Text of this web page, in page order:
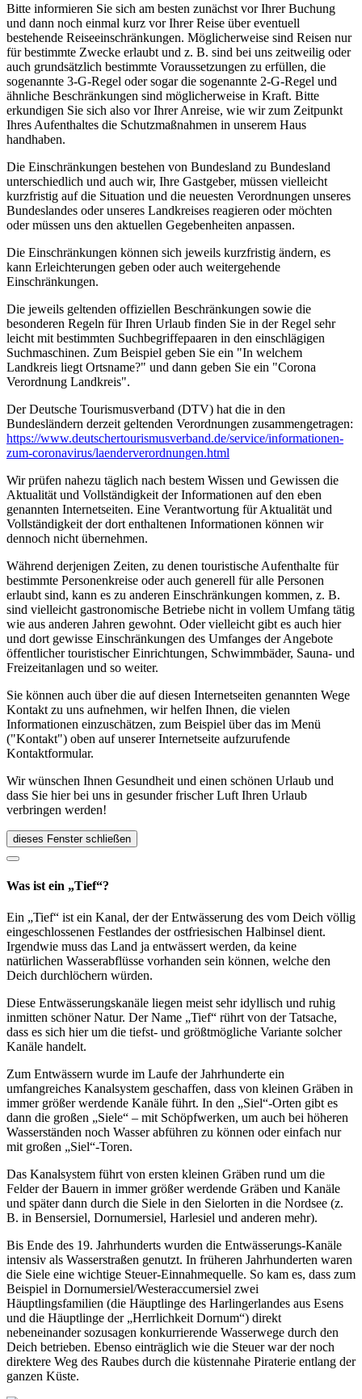
Bitte informieren Sie sich am besten zunächst vor Ihrer Buchung
und dann noch einmal kurz vor Ihrer Reise über eventuell
bestehende Reiseeinschränkungen. Möglicherweise sind Reisen nur
für bestimmte Zwecke erlaubt und z. B. sind bei uns zeitweilig oder
auch grundsätzlich bestimmte Voraussetzungen zu erfüllen, die
sogenannte 3-G-Regel oder sogar die sogenannte 2-G-Regel und
ähnliche Beschränkungen sind möglicherweise in Kraft. Bitte
erkundigen Sie sich also vor Ihrer Anreise, wie wir zum Zeitpunkt
Ihres Aufenthaltes die Schutzmaßnahmen in unserem Haus
handhaben.
Die Einschränkungen bestehen von Bundesland zu Bundesland
unterschiedlich und auch wir, Ihre Gastgeber, müssen vielleicht
kurzfristig auf die Situation und die neuesten Verordnungen unseres
Bundeslandes oder unseres Landkreises reagieren oder möchten
oder müssen uns den aktuellen Gegebenheiten anpassen.
Die Einschränkungen können sich jeweils kurzfristig ändern, es
kann Erleichterungen geben oder auch weitergehende
Einschränkungen.
Die jeweils geltenden offiziellen Beschränkungen sowie die
besonderen Regeln für Ihren Urlaub finden Sie in der Regel sehr
leicht mit bestimmten Suchbegriffepaaren in den einschlägigen
Suchmaschinen. Zum Beispiel geben Sie ein "In welchem
Landkreis liegt Ortsname?" und dann geben Sie ein "Corona
Verordnung Landkreis".
Der Deutsche Tourismusverband (DTV) hat die in den
Bundesländern derzeit geltenden Verordnungen zusammengetragen:
https://www.deutscher­tourismusverband.de/­service/­informationen-
zum-coronavirus/­laenderverordnungen.html
Wir prüfen nahezu täglich nach bestem Wissen und Gewissen die
Aktualität und Vollständigkeit der Informationen auf den eben
genannten Internetseiten. Eine Verantwortung für Aktualität und
Vollständigkeit der dort enthaltenen Informationen können wir
dennoch nicht übernehmen.
Während derjenigen Zeiten, zu denen touristische Aufenthalte für
bestimmte Personenkreise oder auch generell für alle Personen
erlaubt sind, kann es zu anderen Einschränkungen kommen, z. B.
sind vielleicht gastronomische Betriebe nicht in vollem Umfang tätig
wie aus anderen Jahren gewohnt. Oder vielleicht gibt es auch hier
und dort gewisse Einschränkungen des Umfanges der Angebote
öffentlicher touristischer Einrichtungen, Schwimmbäder, Sauna- und
Freizeitanlagen und so weiter.
Sie können auch über die auf diesen Internetseiten genannten Wege
Kontakt zu uns aufnehmen, wir helfen Ihnen, die vielen
Informationen einzuschätzen, zum Beispiel über das im Menü
("Kontakt") oben auf unserer Internetseite aufzurufende
Kontaktformular.
Wir wünschen Ihnen Gesundheit und einen schönen Urlaub und
dass Sie hier bei uns in gesunder frischer Luft Ihren Urlaub
verbringen werden!
dieses Fenster schließen
Was ist ein „Tief“?
Ein „Tief“ ist ein Kanal, der der Entwässerung des vom Deich völlig
eingeschlossenen Festlandes der ostfriesischen Halbinsel dient.
Irgendwie muss das Land ja entwässert werden, da keine
natürlichen Wasserabflüsse vorhanden sein können, welche den
Deich durchlöchern würden.
Diese Entwässerungskanäle liegen meist sehr idyllisch und ruhig
inmitten schöner Natur. Der Name „Tief“ rührt von der Tatsache,
dass es sich hier um die tiefst- und größtmögliche Variante solcher
Kanäle handelt.
Zum Entwässern wurde im Laufe der Jahrhunderte ein
umfangreiches Kanalsystem geschaffen, dass von kleinen Gräben in
immer größer werdende Kanäle führt. In den „Siel“-Orten gibt es
dann die großen „Siele“ – mit Schöpfwerken, um auch bei höheren
Wasserständen noch Wasser abführen zu können oder einfach nur
mit großen „Siel“-Toren.
Das Kanalsystem führt von ersten kleinen Gräben rund um die
Felder der Bauern in immer größer werdende Gräben und Kanäle
und später dann durch die Siele in den Sielorten in die Nordsee (z.
B. in Bensersiel, Dornumersiel, Harlesiel und anderen mehr).
Bis Ende des 19. Jahrhunderts wurden die Entwässerungs-Kanäle
intensiv als Wasserstraßen genutzt. In früheren Jahrhunderten waren
die Siele eine wichtige Steuer-Einnahmequelle. So kam es, dass zum
Beispiel in Dornumersiel/Westeraccumersiel zwei
Häuptlingsfamilien (die Häuptlinge des Harlingerlandes aus Esens
und die Häuptlinge der „Herrlichkeit Dornum“) direkt
nebeneinander sozusagen konkurrierende Wasserwege durch den
Deich betrieben. Ebenso einträglich wie die Steuer war der noch
direktere Weg des Raubes durch die küstennahe Piraterie entlang der
ganzen Küste.